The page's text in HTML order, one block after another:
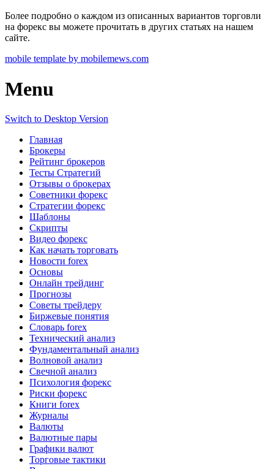
Более подробно о каждом из описанных вариантов торговли
на форекс вы можете прочитать в других статьях на нашем
сайте.
mobile template by mobilemews.com
Menu
Switch to Desktop Version
Главная
Брокеры
Рейтинг брокеров
Тесты Стратегий
Отзывы о брокерах
Советники форекс
Стратегии форекс
Шаблоны
Скрипты
Видео форекс
Как начать торговать
Новости forex
Основы
Онлайн трейдинг
Прогнозы
Советы трейдеру
Биржевые понятия
Словарь forex
Технический анализ
Фундаментальный анализ
Волновой анализ
Свечной анализ
Психология форекс
Риски форекс
Книги forex
Журналы
Валюты
Валютные пары
Графики валют
Торговые тактики